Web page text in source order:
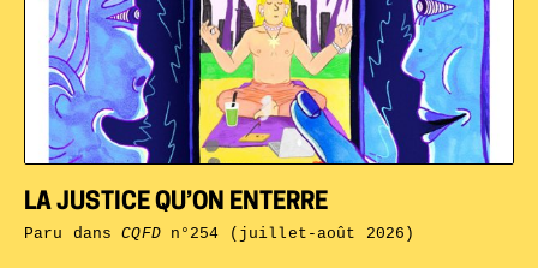
LA JUSTICE QU’ON ENTERRE
Paru dansCQFDn°254 (juillet-août 2026)